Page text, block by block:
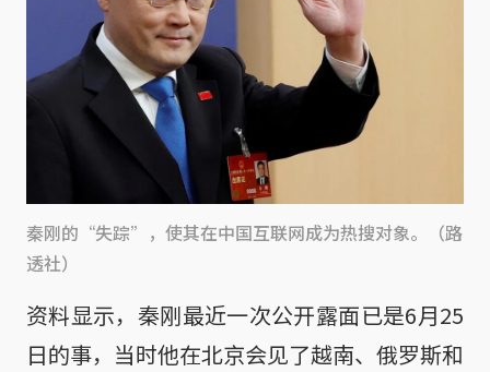
秦刚的“失踪”，使其在中国互联网成为热搜对象。（路
透社）
资料显示，秦刚最近一次公开露面已是6月25
日的事，当时他在北京会见了越南、俄罗斯和